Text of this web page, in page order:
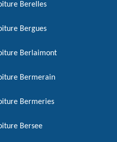
Berelles
Bergues
Berlaimont
Bermerain
Bermeries
Bersee